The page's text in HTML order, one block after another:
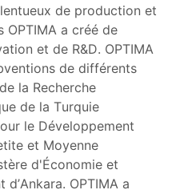
de production et
OPTIMA a créé de
et de R&D. OPTIMA
de différents
la Recherche
de la Turquie
le Développement
et Moyenne
d'Économie et
d’Ankara. OPTIMA a